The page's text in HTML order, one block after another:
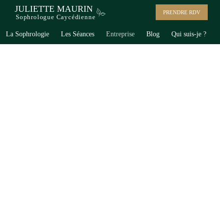
JULIETTE MAURIN
Sophrologue Caycédienne
PRENDRE RDV
La Sophrologie Les Séances Entreprise Blog Qui suis-je ?